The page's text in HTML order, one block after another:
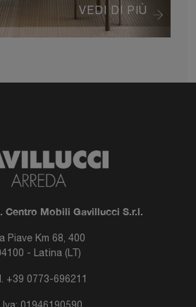
VEDI DI PIÙ
Centro Mobili Gavillucci S.r.l.
Piave Km 68, 400
- Latina (LT)
+39 0773-696211
Iva: 01946190590